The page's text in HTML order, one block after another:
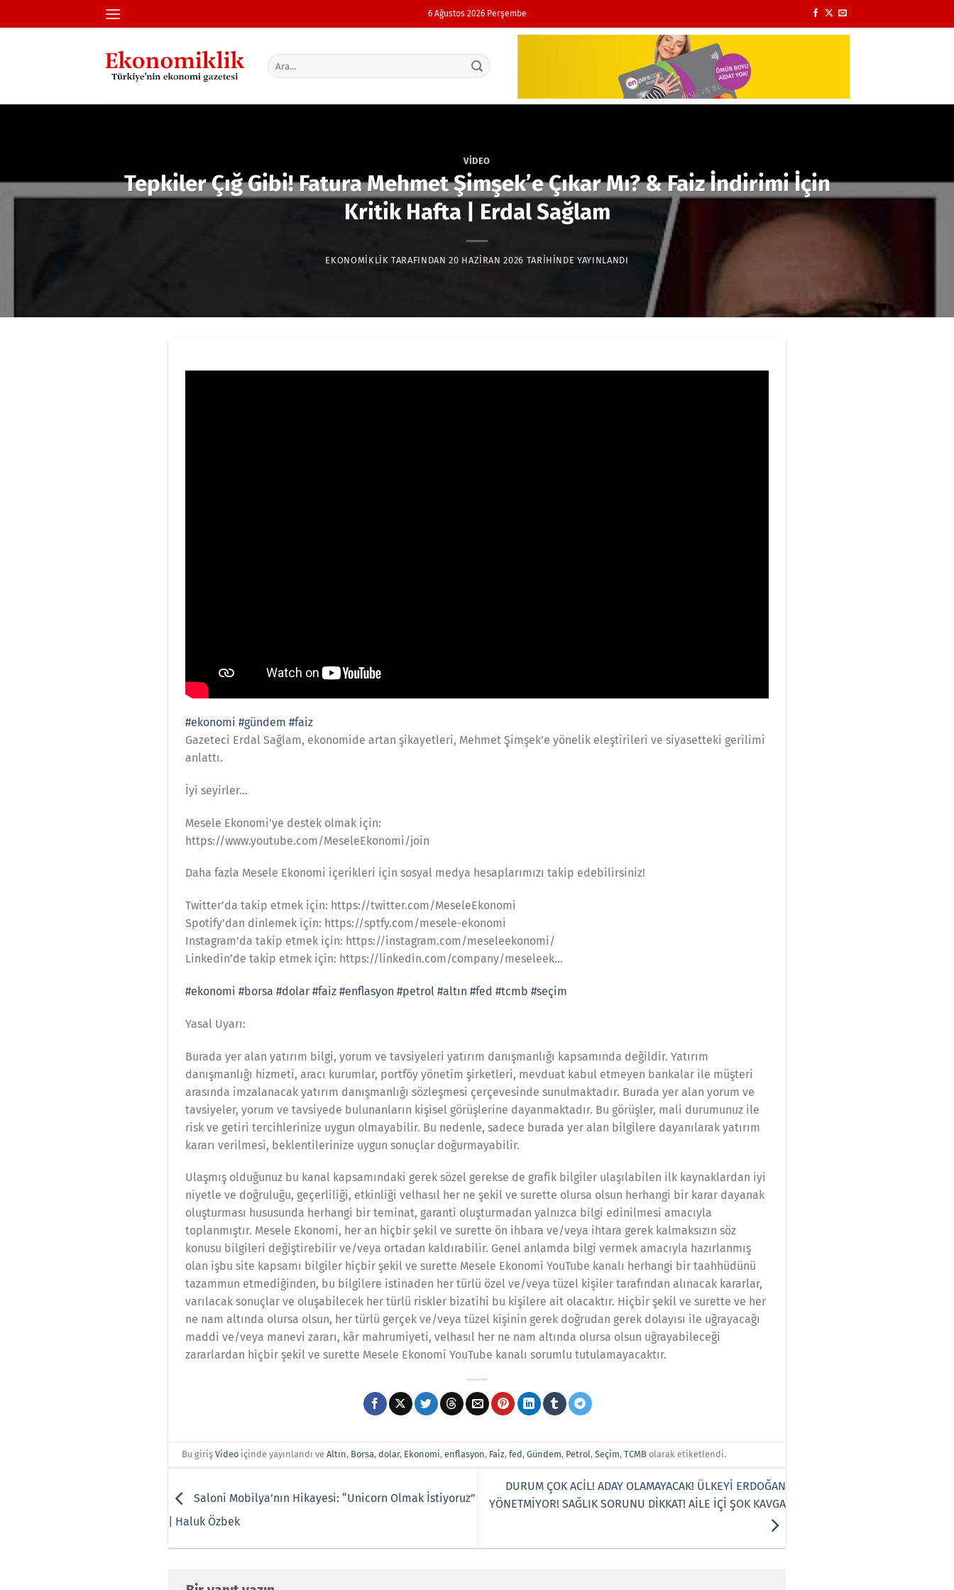
atla
6 Ağustos 2026 Perşembe
VIDEO
Tepkiler Çığ Gibi! Fatura Mehmet Şimşek’e Çıkar Mı? & Faiz İndirimi İçin
Kritik Hafta | Erdal Sağlam
EKONOMIKLIK TARAFINDAN 20 HAZIRAN 2026 TARIHINDE YAYINLANDI
#ekonomi #gündem #faiz
Gazeteci Erdal Sağlam, ekonomide artan şikayetleri, Mehmet Şimşek’e yönelik eleştirileri ve siyasetteki gerilimi
anlattı.
İyi seyirler…
Mesele Ekonomi’ye destek olmak için:
https://www.youtube.com/MeseleEkonomi/join
Daha fazla Mesele Ekonomi içerikleri için sosyal medya hesaplarımızı takip edebilirsiniz!
Twitter’da takip etmek için: https://twitter.com/MeseleEkonomi
Spotify’dan dinlemek için: https://sptfy.com/mesele-ekonomi
Instagram’da takip etmek için: https://instagram.com/meseleekonomi/
Linkedin’de takip etmek için: https://linkedin.com/company/meseleek…
#ekonomi #borsa #dolar #faiz #enflasyon #petrol #altın #fed #tcmb #seçim
Yasal Uyarı:
Burada yer alan yatırım bilgi, yorum ve tavsiyeleri yatırım danışmanlığı kapsamında değildir. Yatırım
danışmanlığı hizmeti, aracı kurumlar, portföy yönetim şirketleri, mevduat kabul etmeyen bankalar ile müşteri
arasında imzalanacak yatırım danışmanlığı sözleşmesi çerçevesinde sunulmaktadır. Burada yer alan yorum ve
tavsiyeler, yorum ve tavsiyede bulunanların kişisel görüşlerine dayanmaktadır. Bu görüşler, mali durumunuz ile
risk ve getiri tercihlerinize uygun olmayabilir. Bu nedenle, sadece burada yer alan bilgilere dayanılarak yatırım
kararı verilmesi, beklentilerinize uygun sonuçlar doğurmayabilir.
Ulaşmış olduğunuz bu kanal kapsamındaki gerek sözel gerekse de grafik bilgiler ulaşılabilen ilk kaynaklardan iyi
niyetle ve doğruluğu, geçerliliği, etkinliği velhasıl her ne şekil ve surette olursa olsun herhangi bir karar dayanak
oluşturması hususunda herhangi bir teminat, garanti oluşturmadan yalnızca bilgi edinilmesi amacıyla
toplanmıştır. Mesele Ekonomi, her an hiçbir şekil ve surette ön ihbara ve/veya ihtara gerek kalmaksızın söz
konusu bilgileri değiştirebilir ve/veya ortadan kaldırabilir. Genel anlamda bilgi vermek amacıyla hazırlanmış
olan işbu site kapsamı bilgiler hiçbir şekil ve surette Mesele Ekonomi YouTube kanalı herhangi bir taahhüdünü
tazammun etmediğinden, bu bilgilere istinaden her türlü özel ve/veya tüzel kişiler tarafından alınacak kararlar,
varılacak sonuçlar ve oluşabilecek her türlü riskler bizatihi bu kişilere ait olacaktır. Hiçbir şekil ve surette ve her
ne nam altında olursa olsun, her türlü gerçek ve/veya tüzel kişinin gerek doğrudan gerek dolayısı ile uğrayacağı
maddi ve/veya manevi zararı, kâr mahrumiyeti, velhasıl her ne nam altında olursa olsun uğrayabileceği
zararlardan hiçbir şekil ve surette Mesele Ekonomi YouTube kanalı sorumlu tutulamayacaktır.
Bu girişVideo içinde yayınlandı veAltın, Borsa,dolar, Ekonomi,enflasyon, Faiz,fed,Gündem, Petrol,Seçim,TCMB olarak etiketlendi.
Saloni Mobilya’nın Hikayesi: “Unicorn Olmak İstiyoruz”
| Haluk Özbek
DURUM ÇOK ACİL! ADAY OLAMAYACAK! ÜLKEYİ ERDOĞAN
YÖNETMİYOR! SAĞLIK SORUNU DİKKAT! AİLE İÇİ ŞOK KAVGA